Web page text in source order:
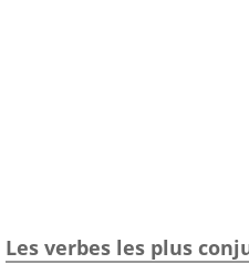
Les verbes les plus